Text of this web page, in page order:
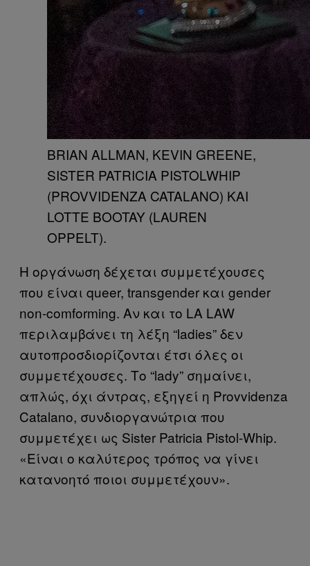
BRIAN ALLMAN, KEVIN GREENE,
SISTER PATRICIA PISTOLWHIP
(PROVVIDENZA CATALANO) ΚΑΙ
LOTTE BOOTAY (LAUREN
OPPELT).
Η οργάνωση δέχεται συμμετέχουσες
που είναι queer, transgender και gender
non-comforming. Αν και το LA LAW
περιλαμβάνει τη λέξη “ladies” δεν
αυτοπροσδιορίζονται έτσι όλες οι
συμμετέχουσες. Το “lady” σημαίνει,
απλώς, όχι άντρας, εξηγεί η Provvidenza
Catalano, συνδιοργανώτρια που
συμμετέχει ως Sister Patricia Pistol-Whip.
«Είναι ο καλύτερος τρόπος να γίνει
κατανοητό ποιοι συμμετέχουν».